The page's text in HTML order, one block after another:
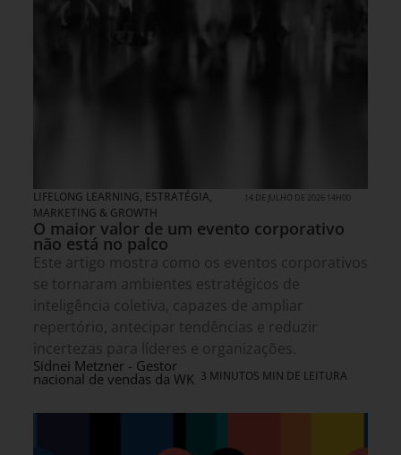
LIFELONG LEARNING, ESTRATÉGIA,
MARKETING & GROWTH
14 DE JULHO DE 2026 14H00
O maior valor de um evento corporativo
não está no palco
Este artigo mostra como os eventos corporativos
se tornaram ambientes estratégicos de
inteligência coletiva, capazes de ampliar
repertório, antecipar tendências e reduzir
incertezas para líderes e organizações.
Sidnei Metzner - Gestor
nacional de vendas da WK 3 MINUTOS MIN DE LEITURA